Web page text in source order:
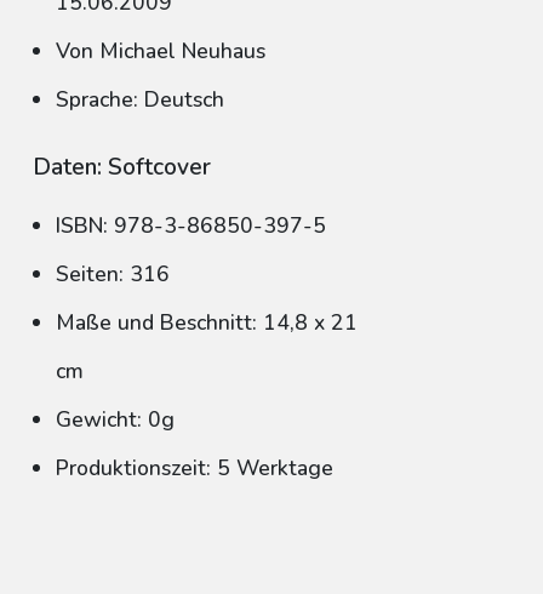
Von Michael Neuhaus
Sprache: Deutsch
Daten: Softcover
ISBN: 978-3-86850-397-5
Seiten: 316
Maße und Beschnitt: 14,8 x 21
cm
Gewicht: 0g
Produktionszeit: 5 Werktage